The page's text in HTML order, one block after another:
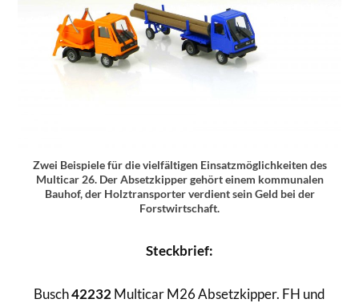
Zwei Beispiele für die vielfältigen Einsatzmöglichkeiten des
Multicar 26. Der Absetzkipper gehört einem kommunalen
Bauhof, der Holztransporter verdient sein Geld bei der
Forstwirtschaft.
Steckbrief:
Busch42232 Multicar M26 Absetzkipper. FH und